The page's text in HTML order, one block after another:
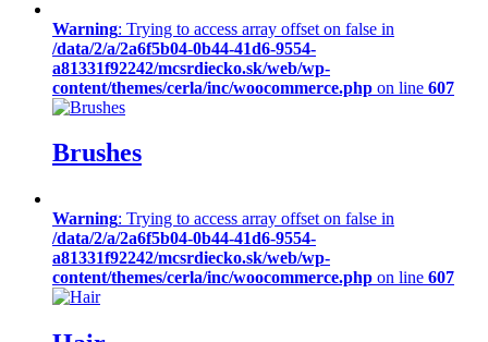
Warning: Trying to access array offset on false in
/data/2/a/2a6f5b04-0b44-41d6-9554-
a81331f92242/mcsrdiecko.sk/web/wp-
content/themes/cerla/inc/woocommerce.php on line 607
Brushes
Warning: Trying to access array offset on false in
/data/2/a/2a6f5b04-0b44-41d6-9554-
a81331f92242/mcsrdiecko.sk/web/wp-
content/themes/cerla/inc/woocommerce.php on line 607